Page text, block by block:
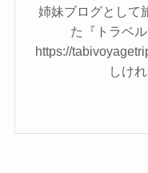
姉妹ブログとして
た『トラベ
https://
しけ